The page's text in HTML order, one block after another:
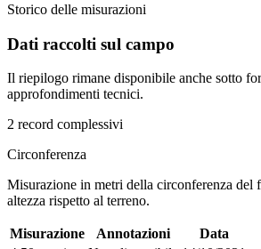
Storico delle misurazioni
Dati raccolti sul campo
Il riepilogo rimane disponibile anche sotto
approfondimenti tecnici.
2 record complessivi
Circonferenza
Misurazione in metri della circonferenza del
altezza rispetto al terreno.
Misurazione Annotazioni
Data